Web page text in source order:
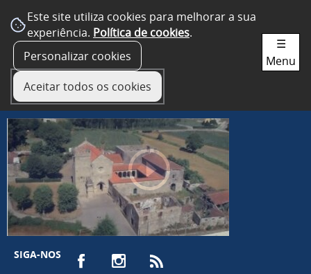
Este site utiliza cookies para melhorar a sua
experiência. Política de cookies.
Personalizar cookies
Aceitar todos os cookies
SIGA-NOS
☰
Menu